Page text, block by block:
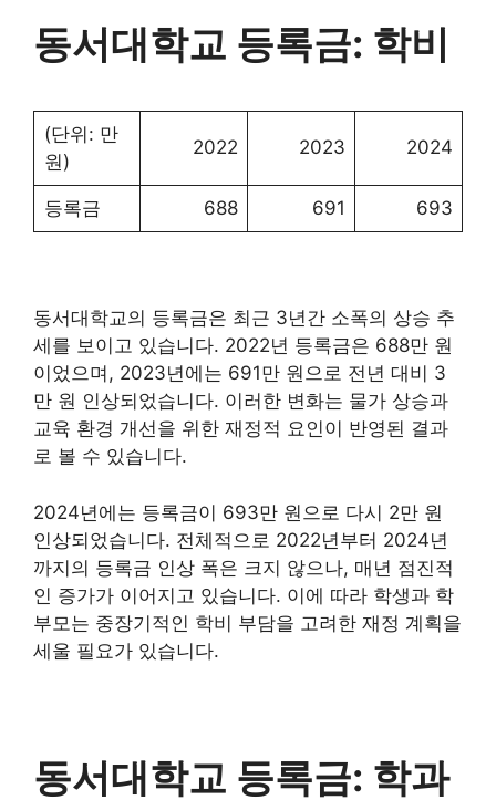
동서대학교 등록금: 학비
(단위: 만
원)
2022 2023 2024
등록금 688 691 693
동서대학교의 등록금은 최근 3년간 소폭의 상승 추
세를 보이고 있습니다. 2022년 등록금은 688만 원
이었으며, 2023년에는 691만 원으로 전년 대비 3
만 원 인상되었습니다. 이러한 변화는 물가 상승과
교육 환경 개선을 위한 재정적 요인이 반영된 결과
로 볼 수 있습니다.
2024년에는 등록금이 693만 원으로 다시 2만 원
인상되었습니다. 전체적으로 2022년부터 2024년
까지의 등록금 인상 폭은 크지 않으나, 매년 점진적
인 증가가 이어지고 있습니다. 이에 따라 학생과 학
부모는 중장기적인 학비 부담을 고려한 재정 계획을
세울 필요가 있습니다.
동서대학교 등록금: 학과